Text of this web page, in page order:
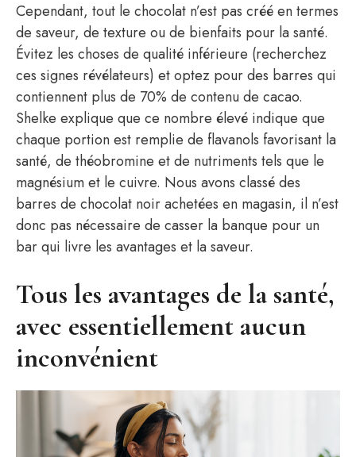
Cependant, tout le chocolat n’est pas créé en termes
de saveur, de texture ou de bienfaits pour la santé.
Évitez les choses de qualité inférieure (recherchez
ces signes révélateurs) et optez pour des barres qui
contiennent plus de 70% de contenu de cacao.
Shelke explique que ce nombre élevé indique que
chaque portion est remplie de flavanols favorisant la
santé, de théobromine et de nutriments tels que le
magnésium et le cuivre. Nous avons classé des
barres de chocolat noir achetées en magasin, il n’est
donc pas nécessaire de casser la banque pour un
bar qui livre les avantages et la saveur.
Tous les avantages de la santé,
avec essentiellement aucun
inconvénient